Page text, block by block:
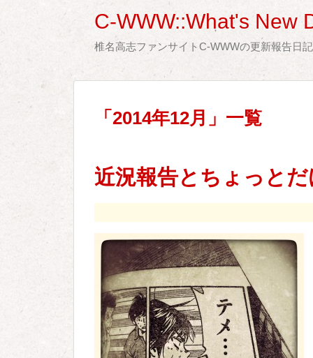
C-WWW::What's New
椎名高志ファンサイトC-WWWの更新報告日
「 2014年12月 」 一覧
近況報告とちょっと